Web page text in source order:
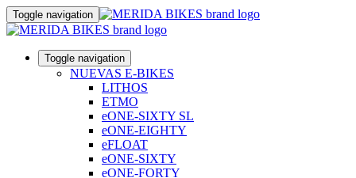
Toggle navigation
Toggle navigation
NUEVAS E-BIKES
LITHOS
ETMO
eONE-SIXTY SL
eONE-EIGHTY
eFLOAT
eONE-SIXTY
eONE-FORTY